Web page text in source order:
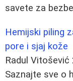
savete za
Hemijski piling
pore i sjaj kože
Radul Vitošević
Saznajte sve o